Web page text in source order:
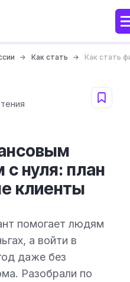
Как стать Как стать
с нуля: план
клиенты
помогает людям
а войти в
даже без
Разобрали по